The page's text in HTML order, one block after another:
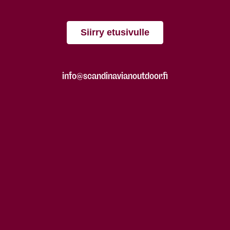
Siirry etusivulle
info@scandinavianoutdoor.fi